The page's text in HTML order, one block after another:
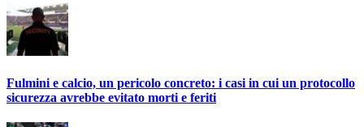
Fulmini e calcio, un pericolo concreto: i casi in cui un protocollo
sicurezza avrebbe evitato morti e feriti